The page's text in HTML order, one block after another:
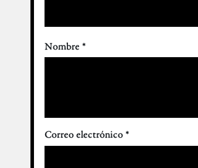
Nombre *
Correo electrónico*